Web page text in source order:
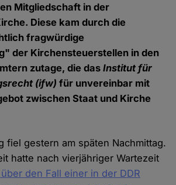
Mitgliedschaft in der
Diese kam durch die
fragwürdige
der Kirchensteuerstellen in den
zutage, die dasInstitut für
(ifw) für unvereinbar mit
zwischen Staat und Kirche
fiel gestern am späten Nachmittag.
hatte nach vierjähriger Wartezeit
den Fall einer in der DDR